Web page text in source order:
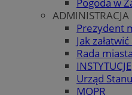
ADMINISTRACJA
Prezydent
Jak
Rada miasta
INSTYTUCJE
Urząd
MOPR